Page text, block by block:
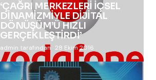
‘ÇAĞRI MERKEZLERİ İÇSEL
DİNAMİZMİYLE DİJİTAL
DÖNÜŞÜM’Ü HIZLI
GERÇEKLEŞTİRDİ’
admin tarafından 28 Ekim 2016